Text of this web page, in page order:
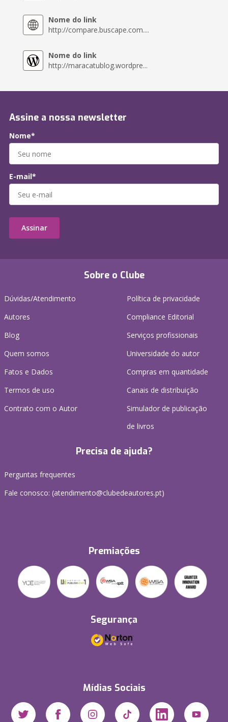
Nome do link
http://compare.buscape.com....
Nome do link
http://maracatublog.wordpre...
Sobre o Clube
Dúvidas/Atendimento
Autores
Blog
Quem somos
Fatos e Dados
Termos de uso
Contrato com o Autor
Política de privacidade
Compliance Editorial
Serviços profissionais
Universidade do autor
Compras em quantidade
Canais de distribuição
Simulador de publicação
de livros
Precisa de ajuda?
Perguntas frequentes
Fale conosco: (atendimento@clubedeautores.pt)
Premiações
Segurança
Mídias Sociais
Assine a nossa newsletter
Nome*
E-mail*
Assinar